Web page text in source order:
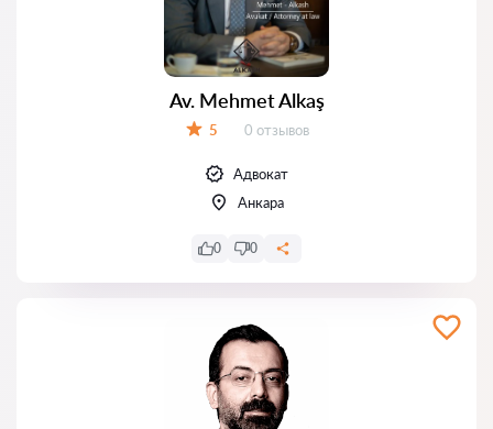
Av. Mehmet Alkaş
5 Отзывов:
0 отзывов
Адвокат
Анкара
0 0